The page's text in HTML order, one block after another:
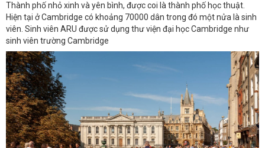
Thành phố nhỏ xinh và yên bình, được coi là thành phố học thuật.
Hiện tại ở Cambridge có khoảng 70000 dân trong đó một nửa là sinh
viên. Sinh viên ARU được sử dụng thư viện đại học Cambridge như
sinh viên trường Cambridge